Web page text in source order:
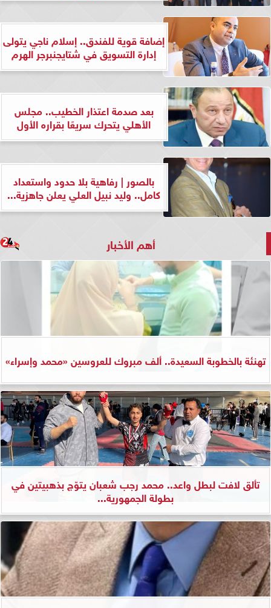
إضافة قوية للفندق.. إسلام ناجي يتولى
إدارة التسويق في شتايجنبرجر الهرم
بعد صدمة اعتذار الخطيب.. مجلس
الأهلي يتحرك سريعًا بقراره الأول
بالصور | رفاهية بلا حدود واستعداد
كامل.. وليد نبيل العلي يعلن جاهزية...
أهم الأخبار
تهنئة بالخطوبة السعيدة.. ألف مبروك للعروسين «محمد وإسراء»
تألق لافت لبطل واعد.. محمد رجب شعبان يتوّج بذهبيتين في
بطولة الجمهورية...